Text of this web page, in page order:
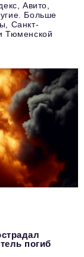
Авито,
Больше
Санкт-
Тюменской
погиб